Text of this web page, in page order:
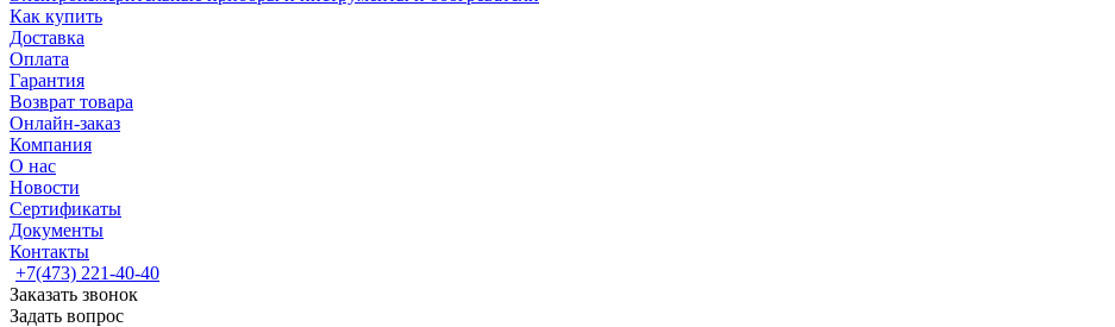
Как купить
Доставка
Оплата
Гарантия
Возврат товара
Онлайн-заказ
Компания
О нас
Новости
Сертификаты
Документы
Контакты
+7(473) 221-40-40
Заказать звонок
Задать вопрос